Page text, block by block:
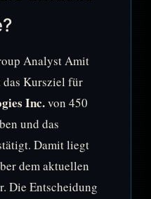
Analyst Amit
das Kursziel für
Inc.von 450
und das
Damit liegt
dem aktuellen
Die Entscheidung